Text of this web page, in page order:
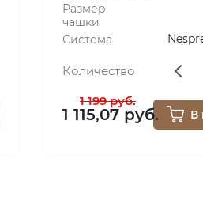
Размер
чашки
Система
Количество
1 199 руб.
1 115,07 руб. В